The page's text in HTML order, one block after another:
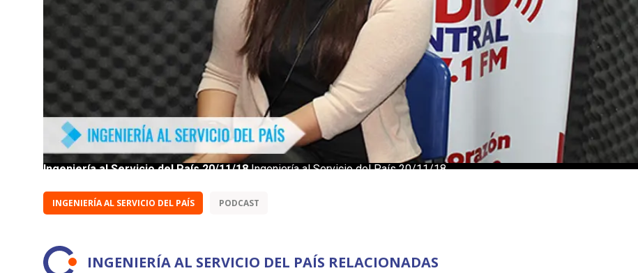
INGENIERÍA AL SERVICIO DEL PAÍS PODCAST
INGENIERÍA AL SERVICIO DEL PAÍS RELACIONADAS